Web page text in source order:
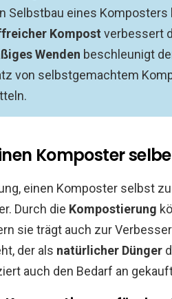
Selbstbau eines
Kompost verbessert
Wenden beschleunigt
von selbstgemachtem
Komposter
einen Komposter selbst
Durch die Kompostierung
sie trägt auch zur
der als natürlicher Dünger
auch den Bedarf an